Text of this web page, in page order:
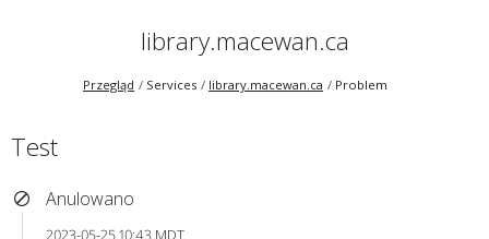
library.macewan.ca
Przegląd Services library.macewan.ca Problem
Test
Anulowano
2023-05-25 10:43 MDT